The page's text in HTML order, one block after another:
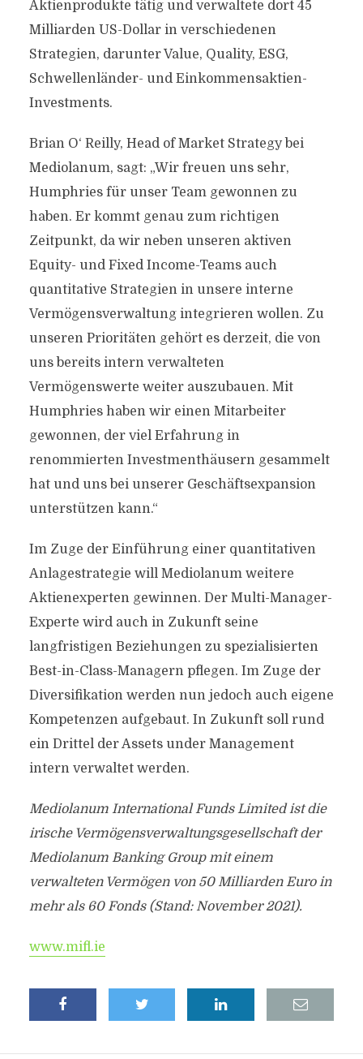
Aktienprodukte tätig und verwaltete dort 45
Milliarden US-Dollar in verschiedenen
Strategien, darunter Value, Quality, ESG,
Schwellenländer- und Einkommensaktien-
Investments.
Brian O‘ Reilly, Head of Market Strategy bei
Mediolanum, sagt: „Wir freuen uns sehr,
Humphries für unser Team gewonnen zu
haben. Er kommt genau zum richtigen
Zeitpunkt, da wir neben unseren aktiven
Equity- und Fixed Income-Teams auch
quantitative Strategien in unsere interne
Vermögensverwaltung integrieren wollen. Zu
unseren Prioritäten gehört es derzeit, die von
uns bereits intern verwalteten
Vermögenswerte weiter auszubauen. Mit
Humphries haben wir einen Mitarbeiter
gewonnen, der viel Erfahrung in
renommierten Investmenthäusern gesammelt
hat und uns bei unserer Geschäftsexpansion
unterstützen kann.“
Im Zuge der Einführung einer quantitativen
Anlagestrategie will Mediolanum weitere
Aktienexperten gewinnen. Der Multi-Manager-
Experte wird auch in Zukunft seine
langfristigen Beziehungen zu spezialisierten
Best-in-Class-Managern pflegen. Im Zuge der
Diversifikation werden nun jedoch auch eigene
Kompetenzen aufgebaut. In Zukunft soll rund
ein Drittel der Assets under Management
intern verwaltet werden.
Mediolanum International Funds Limited ist die
irische Vermögensverwaltungsgesellschaft der
Mediolanum Banking Group mit einem
verwalteten Vermögen von 50 Milliarden Euro in
mehr als 60 Fonds (Stand: November 2021).
www.mifl.ie